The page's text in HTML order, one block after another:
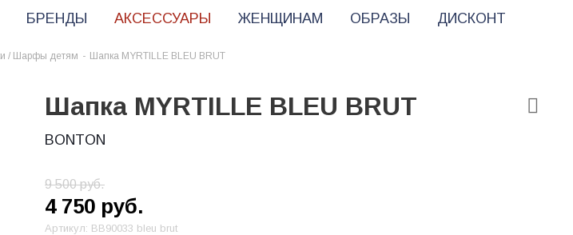
БРЕНДЫ АКСЕССУАРЫ ЖЕНЩИНАМ ОБРАЗЫ ДИСКОНТ
/ Шарфы детям - Шапка MYRTILLE BLEU BRUT
Шапка MYRTILLE BLEU BRUT
BONTON
9 500руб.
4 750 руб.
Артикул: BB90033 bleu brut